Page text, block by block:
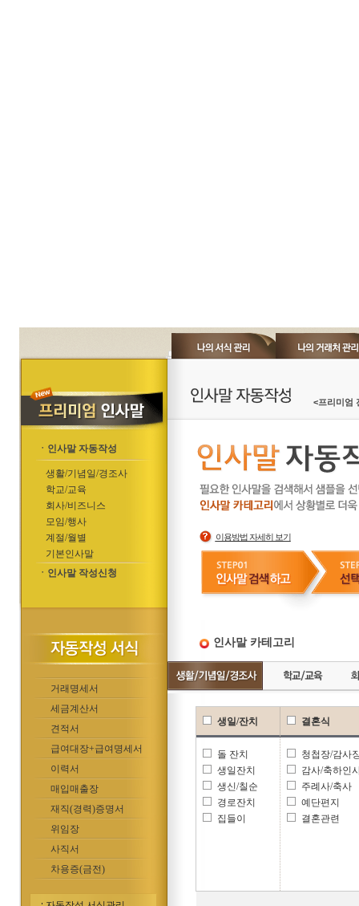
ㆍ인사말 자동작성
생활/기념일/경조사
학교/교육
회사/비즈니스
모임/행사
계절/월별
기본인사말
ㆍ인사말 작성신청
거래명세서
세금계산서
견적서
급여대장+급여명세서
이력서
매입매출장
재직(경력)증명서
위임장
사직서
차용증(금전)
<프리미엄
이용방법 자세히 보기
인사말 카테고리
생일/잔치
돌 잔치
생일잔치
생신/칠순
경로잔치
집들이
결혼식
청첩장/감사
감사/축하인
주례사/축사
예단편지
결혼관련